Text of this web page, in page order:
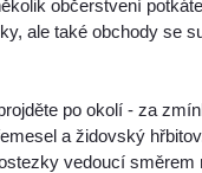
občerstvení
ale také obchody se
po okolí - za
a židovský
vedoucí směrem